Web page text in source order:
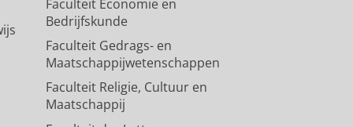
Faculteit Economie en
Bedrijfskunde
Faculteit Gedrags- en
Maatschappijwetenschappen
Faculteit Religie, Cultuur en
Maatschappij